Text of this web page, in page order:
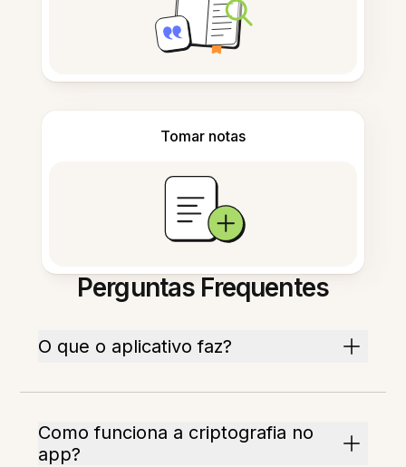
Tomar notas
Perguntas Frequentes
O que o aplicativo faz?
Como funciona a criptografia no
app?